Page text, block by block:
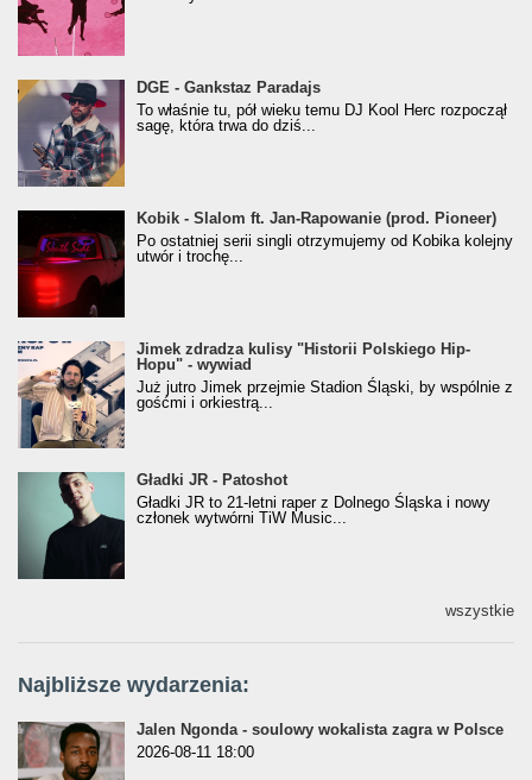
donGURALesko z nagrodą za
Klasyczny/Trueschoolowy Album Roku
(Popkillery 2023)
DGE - Gankstaz Paradajs
To właśnie tu, pół wieku temu DJ Kool Herc rozpoczął
sagę, która trwa do dziś...
Kobik - Slalom ft. Jan-Rapowanie (prod. Pioneer)
[Official Music Visualiser]
Kobik - Slalom ft. Jan-Rapowanie (prod. Pioneer)
Po ostatniej serii singli otrzymujemy od Kobika kolejny
utwór i trochę...
Jimek zdradza kulisy "Historii Polskiego Hip-
Hopu" - wywiad
Jimek zdradza kulisy "Historii Polskiego Hip-
Hopu" - wywiad
Już jutro Jimek przejmie Stadion Śląski, by wspólnie z
gośćmi i orkiestrą...
Gładki JR - Patoshot
Gładki JR - Patoshot
Gładki JR to 21-letni raper z Dolnego Śląska i nowy
członek wytwórni TiW Music...
wszystkie
Najbliższe wydarzenia:
Jalen Ngonda - soulowy wokalista zagra w Polsce
2026-08-11 18:00